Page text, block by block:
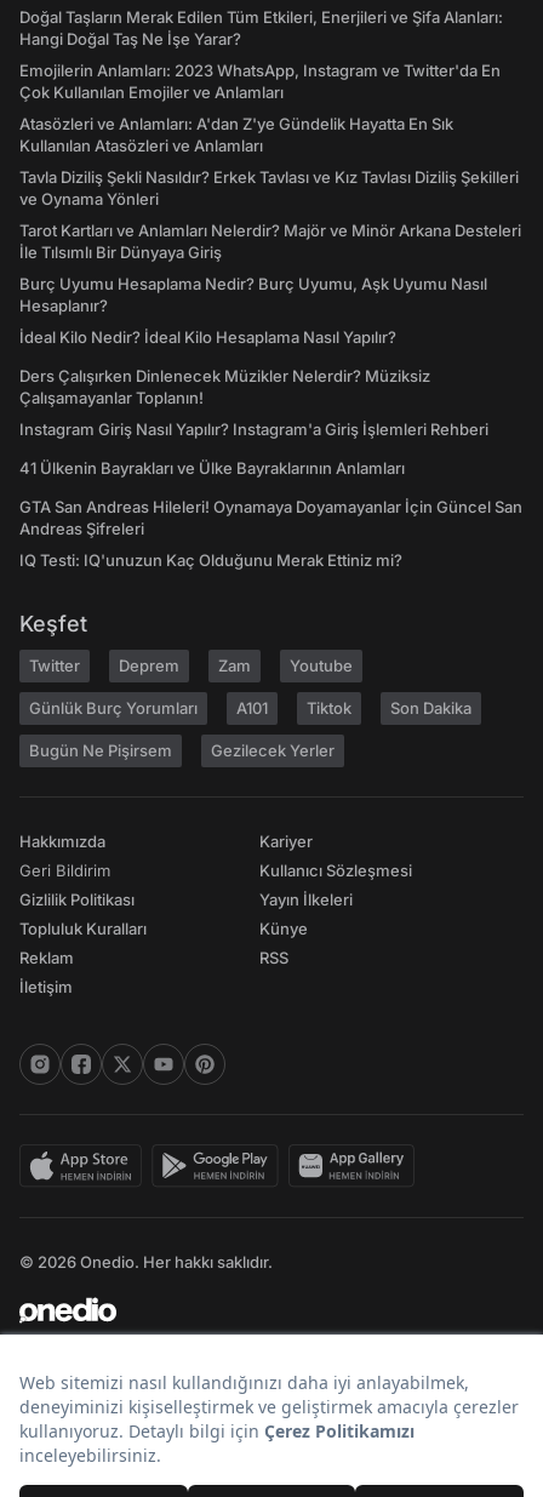
Doğal Taşların Merak Edilen Tüm Etkileri, Enerjileri ve Şifa Alanları:
Hangi Doğal Taş Ne İşe Yarar?
Emojilerin Anlamları: 2023 WhatsApp, Instagram ve Twitter'da En
Çok Kullanılan Emojiler ve Anlamları
Atasözleri ve Anlamları: A'dan Z'ye Gündelik Hayatta En Sık
Kullanılan Atasözleri ve Anlamları
Tavla Diziliş Şekli Nasıldır? Erkek Tavlası ve Kız Tavlası Diziliş Şekilleri
ve Oynama Yönleri
Tarot Kartları ve Anlamları Nelerdir? Majör ve Minör Arkana Desteleri
İle Tılsımlı Bir Dünyaya Giriş
Burç Uyumu Hesaplama Nedir? Burç Uyumu, Aşk Uyumu Nasıl
Hesaplanır?
İdeal Kilo Nedir? İdeal Kilo Hesaplama Nasıl Yapılır?
Ders Çalışırken Dinlenecek Müzikler Nelerdir? Müziksiz
Çalışamayanlar Toplanın!
Instagram Giriş Nasıl Yapılır? Instagram'a Giriş İşlemleri Rehberi
41 Ülkenin Bayrakları ve Ülke Bayraklarının Anlamları
GTA San Andreas Hileleri! Oynamaya Doyamayanlar İçin Güncel San
Andreas Şifreleri
IQ Testi: IQ'unuzun Kaç Olduğunu Merak Ettiniz mi?
Keşfet
Twitter Deprem Zam Youtube
Günlük Burç Yorumları A101 Tiktok Son Dakika
Bugün Ne Pişirsem Gezilecek Yerler
Hakkımızda
Geri Bildirim
Gizlilik Politikası
Topluluk Kuralları
Reklam
İletişim
Kariyer
Kullanıcı Sözleşmesi
Yayın İlkeleri
Künye
RSS
© 2026 Onedio. Her hakkı saklıdır.
Bir markasıdır.